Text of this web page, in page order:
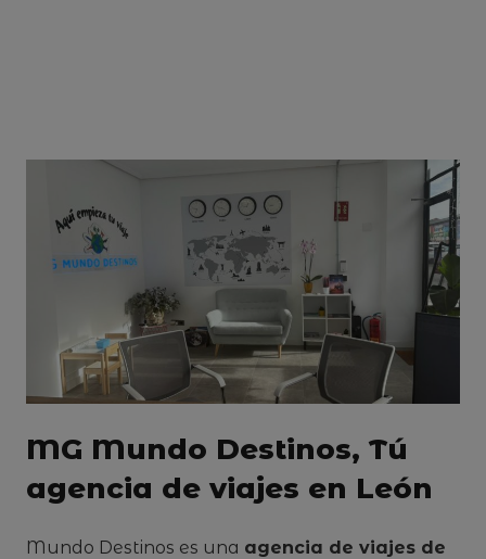
MG Mundo Destinos, Tú
agencia de viajes en León
Mundo Destinos es una agencia de viajes de